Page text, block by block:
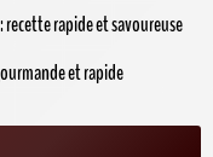
rapide et savoureuse
et rapide